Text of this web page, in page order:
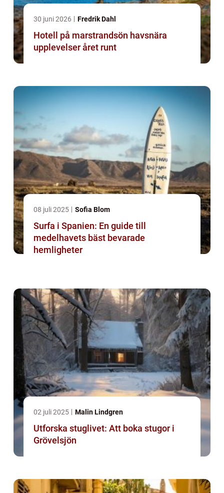
30 juni 2026 Fredrik Dahl
Hotell på marstrandsön havsnära
upplevelser året runt
08 juli 2025 Sofia Blom
Surfa i Spanien: En guide till
medelhavets bäst bevarade
hemligheter
02 juli 2025 Malin Lindgren
Utforska stuglivet: Att boka stugor i
Grövelsjön